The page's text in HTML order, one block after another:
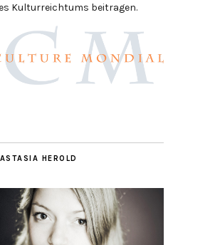
Kulturreichtums beitragen.
HEROLD